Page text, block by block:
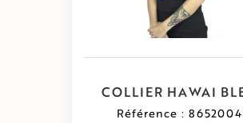
COLLIER HAWAI
Référence : 8652004